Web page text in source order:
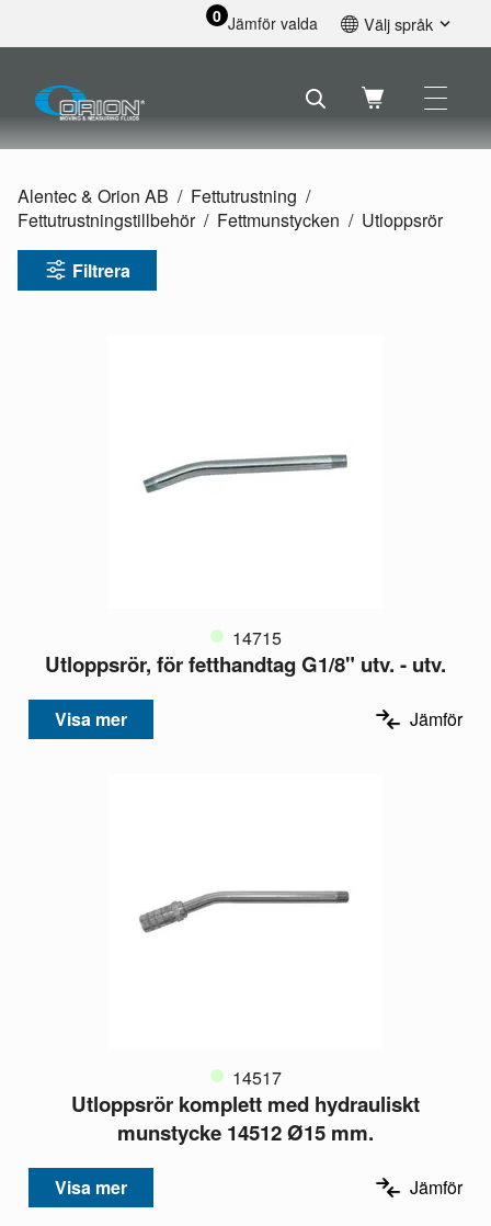
0 Jämför valda Välj språk
Svenska
Français
Nederlands
Русский
Alentec & Orion AB
Fettutrustning
Fettutrustningstillbehör
Fettmunstycken Utloppsrör
Filtrera
14715
Utloppsrör, för fetthandtag G1/8" utv. - utv.
Visa mer Jämför
14517
Utloppsrör komplett med hydrauliskt
munstycke 14512 Ø15 mm.
Visa mer Jämför